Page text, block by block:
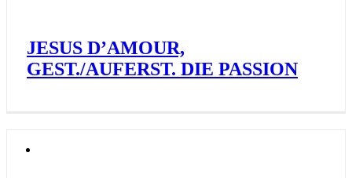
JESUS D’AMOUR,
GEST./AUFERST. DIE PASSION